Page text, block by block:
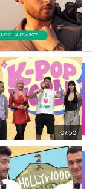
07:50